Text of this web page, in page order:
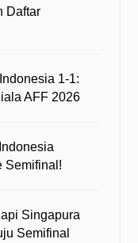
Daftar
1-1:
AFF 2026
Semifinal!
Singapura
Semifinal